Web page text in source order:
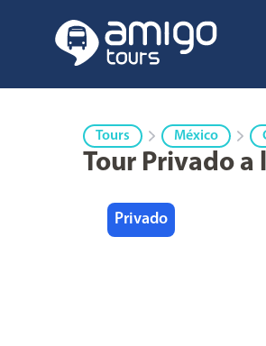
Tours México
Tour Privado a
Privado